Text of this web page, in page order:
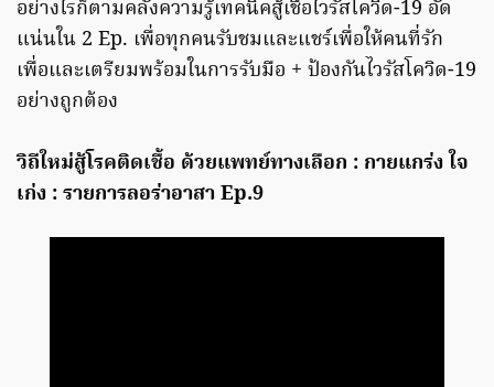
อย่างไรก็ตามคลังความรู้เทคนิคสู้เชื้อไวรัสโควิด-19 อัด
แน่นใน 2 Ep. เพื่อทุกคนรับชมและแชร์เพื่อให้คนที่รัก
เพื่อและเตรียมพร้อมในการรับมือ + ป้องกันไวรัสโควิด-19
อย่างถูกต้อง
วิถีใหม่สู้โรคติดเชื้อ ด้วยแพทย์ทางเลือก : กายแกร่ง ใจ
เก่ง : รายการลอร่าอาสา Ep.9